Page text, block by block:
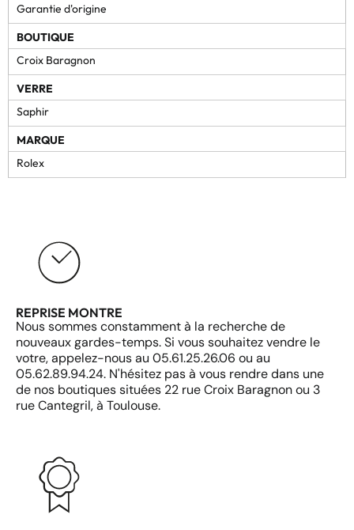
Garantie d'origine
BOUTIQUE
Croix Baragnon
VERRE
Saphir
MARQUE
Rolex
REPRISE MONTRE
Nous sommes constamment à la recherche de
nouveaux gardes-temps. Si vous souhaitez vendre le
votre, appelez-nous au 05.61.25.26.06 ou au
05.62.89.94.24. N'hésitez pas à vous rendre dans une
de nos boutiques situées 22 rue Croix Baragnon ou 3
rue Cantegril, à Toulouse.